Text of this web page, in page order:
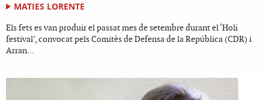
MATIES LORENTE
Els fets es van produir el passat mes de setembre durant el ‘Holi
festival’, convocat pels Comitès de Defensa de la República (CDR) i
Arran...